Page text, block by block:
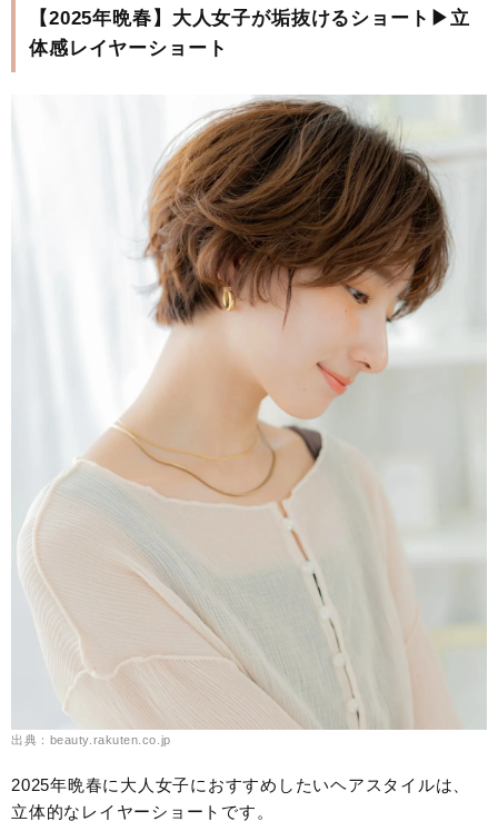
【2025年晩春】大人女子が垢抜けるショート▶立
体感レイヤーショート
出典：beauty.rakuten.co.jp
2025年晩春に大人女子におすすめしたいヘアスタイルは、
立体的なレイヤーショートです。